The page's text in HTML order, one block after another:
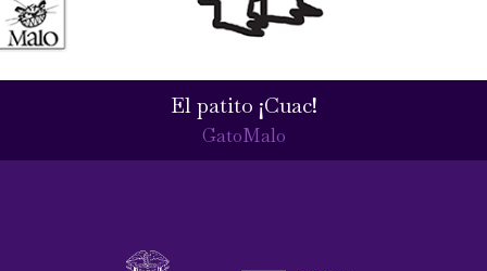
El patito ¡Cuac!
GatoMalo